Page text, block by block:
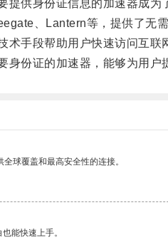
供身份证信息的加速器成为
、Lantern等，提供了无需
手段帮助用户快速访问互联
份证的加速器，能够为用户
球覆盖和最高安全性的连接。
能快速上手。